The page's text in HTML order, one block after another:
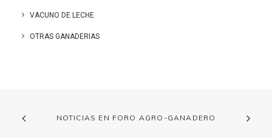
VACUNO DE LECHE
OTRAS GANADERIAS
NOTICIAS EN FORO AGRO-GANADERO